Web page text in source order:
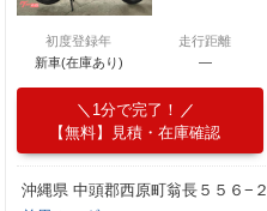
初度登録年
新車(在庫あり)
走行距離
―
1分で完了！
【無料】見積・在庫確認
沖縄県 中頭郡西原町翁長５５６−２